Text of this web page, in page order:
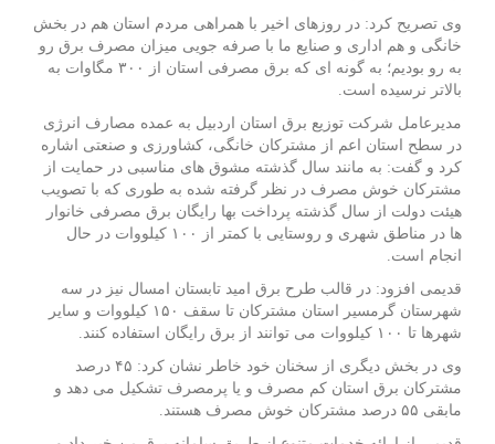
وی تصریح کرد: در روزهای اخیر با همراهی مردم استان هم در بخش
خانگی و هم اداری و صنایع ما با صرفه‌ جویی میزان مصرف برق رو
به‌ رو بودیم؛ به گونه‌ ای که برق مصرفی استان از ۳۰۰ مگاوات به
بالاتر نرسیده است.
مدیرعامل شرکت توزیع برق استان اردبیل به عمده مصارف انرژی
در سطح استان اعم از مشترکان خانگی، کشاورزی و صنعتی اشاره
کرد و گفت: به مانند سال گذشته مشوق‌ های مناسبی در حمایت از
مشترکان خوش مصرف در نظر گرفته شده به طوری که با تصویب
هیئت دولت از سال گذشته پرداخت بها رایگان برق مصرفی خانوار
ها در مناطق شهری و روستایی با کمتر از ۱۰۰ کیلووات در حال
انجام است.
قدیمی افزود: در قالب طرح برق امید تابستان امسال نیز در سه
شهرستان گرمسیر استان مشترکان تا سقف ۱۵۰ کیلووات و سایر
شهرها تا ۱۰۰ کیلووات می‌ توانند از برق رایگان استفاده کنند.
وی در بخش دیگری از سخنان خود خاطر نشان کرد: ۴۵ درصد
مشترکان برق استان کم مصرف و یا پرمصرف تشکیل می‌ دهد و
مابقی ۵۵ درصد مشترکان خوش مصرف هستند.